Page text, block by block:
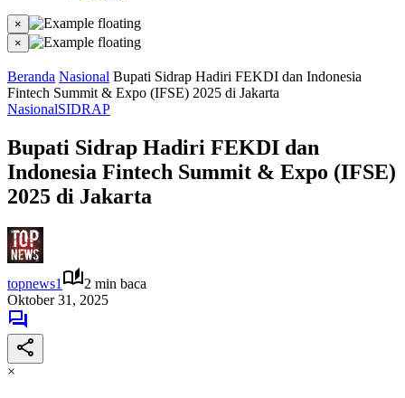
×
×
Beranda Nasional Bupati Sidrap Hadiri FEKDI dan Indonesia
Fintech Summit & Expo (IFSE) 2025 di Jakarta
NasionalSIDRAP
Bupati Sidrap Hadiri FEKDI dan
Indonesia Fintech Summit & Expo (IFSE)
2025 di Jakarta
topnews1
2 min baca
Oktober 31, 2025
×